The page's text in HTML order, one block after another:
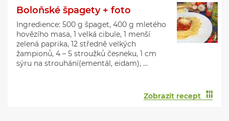
Boloňské špagety + foto
Ingredience: 500 g špaget, 400 g mletého
hovězího masa, 1 velká cibule, 1 menší
zelená paprika, 12 středně velkých
žampionů, 4 – 5 stroužků česneku, 1 cm
sýru na strouhání(ementál, eidam), ...
Zobrazit recept